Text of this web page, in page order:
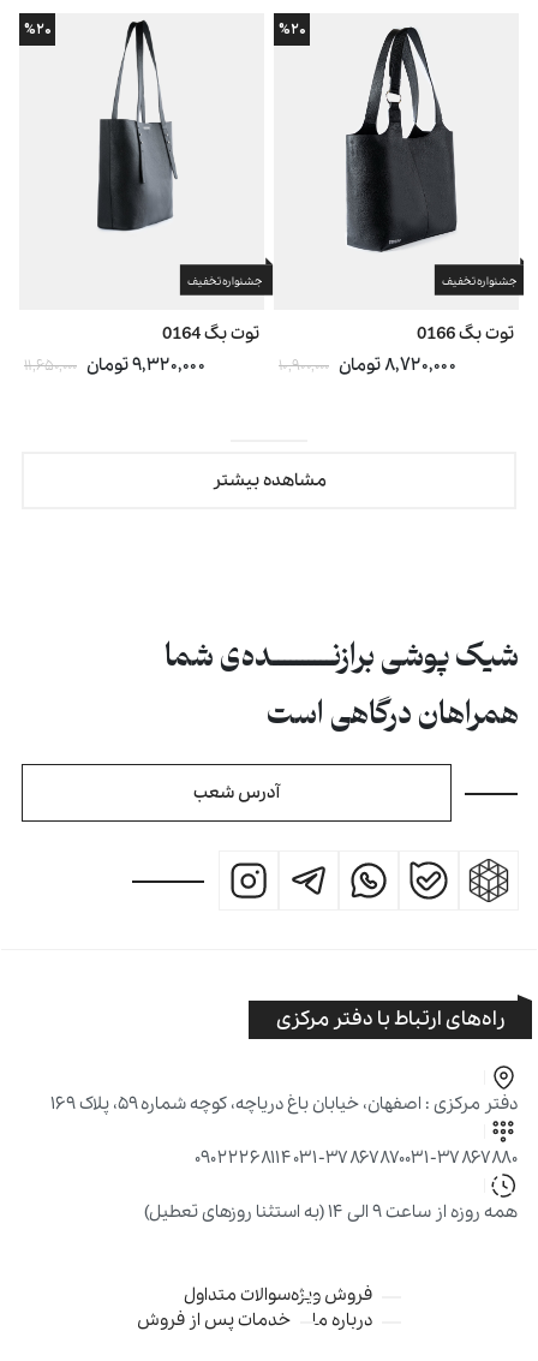
%۲۰
جشنواره تخفیف
توت بگ 0166
۱۰,۹۰۰,۰۰۰ ۸,۷۲۰,۰۰۰ تومان
%۲۰
جشنواره تخفیف
توت بگ 0164
۱۱,۶۵۰,۰۰۰ ۹,۳۲۰,۰۰۰ تومان
مشاهده بیشتر
شیک پوشی برازنــــــــــده‌ی شما
همراهان درگاهی است
آدرس شعب
راه‌های ارتباط با دفتر مرکزی
دفتر مرکزی : اصفهان، خیابان باغ دریاچه، کوچه شماره ۵۹، پلاک ۱۶۹
۰۳۱-۳۷۸۶۷۸۸۰۰۳۱-۳۷۸۶۷۸۷۰۰۹۰۲۲۲۶۸۱۱۴
همه روزه از ساعت ۹ الی ۱۴ (به استثنا روزهای تعطیل)
فروش ویژه
درباره ما
سوالات متداول
خدمات پس از فروش